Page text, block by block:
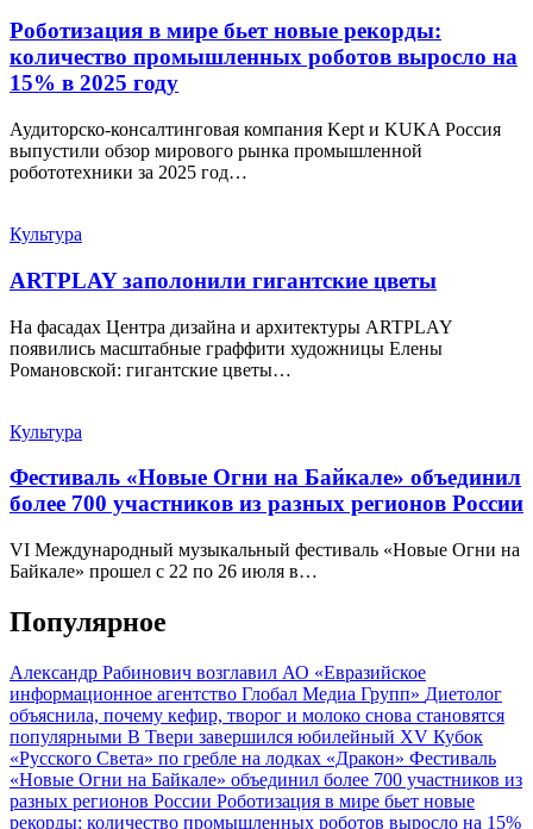
Роботизация в мире бьет новые рекорды:
количество промышленных роботов выросло на
15% в 2025 году
Аудиторско-консалтинговая компания Kept и KUKA Россия
выпустили обзор мирового рынка промышленной
робототехники за 2025 год…
Культура
ARTPLAY заполонили гигантские цветы
На фасадах Центра дизайна и архитектуры ARTPLAY
появились масштабные граффити художницы Елены
Романовской: гигантские цветы…
Культура
Фестиваль «Новые Огни на Байкале» объединил
более 700 участников из разных регионов России
VI Международный музыкальный фестиваль «Новые Огни на
Байкале» прошел с 22 по 26 июля в…
Популярное
Александр Рабинович возглавил АО «Евразийское
информационное агентство Глобал Медиа Групп» Диетолог
объяснила, почему кефир, творог и молоко снова становятся
популярными В Твери завершился юбилейный XV Кубок
«Русского Света» по гребле на лодках «Дракон» Фестиваль
«Новые Огни на Байкале» объединил более 700 участников из
разных регионов России Роботизация в мире бьет новые
рекорды: количество промышленных роботов выросло на 15%